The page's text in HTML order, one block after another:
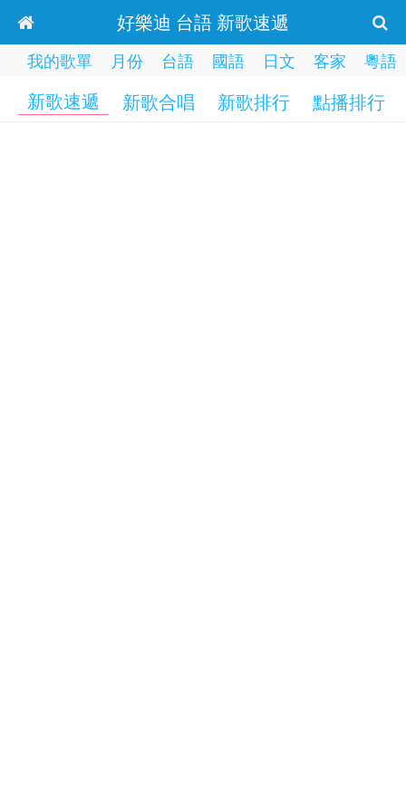
好樂迪 台語 新歌速遞
我的歌單 月份 台語 國語 日文 客家 粵語
新歌速遞 新歌合唱 新歌排行 點播排行